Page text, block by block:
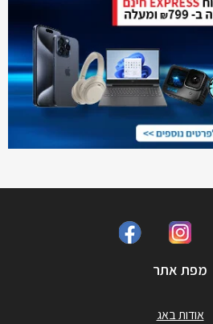
מפת אתר
אודות באג